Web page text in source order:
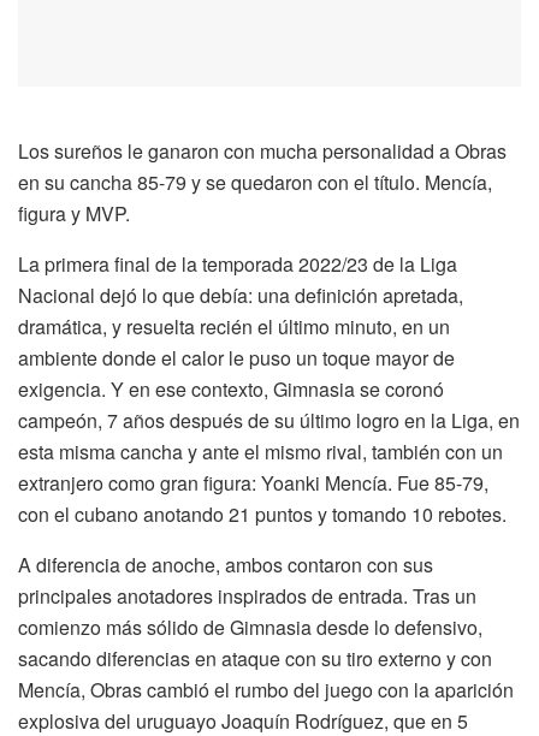
Los sureños le ganaron con mucha personalidad a Obras
en su cancha 85-79 y se quedaron con el título. Mencía,
figura y MVP.
La primera final de la temporada 2022/23 de la Liga
Nacional dejó lo que debía: una definición apretada,
dramática, y resuelta recién el último minuto, en un
ambiente donde el calor le puso un toque mayor de
exigencia. Y en ese contexto, Gimnasia se coronó
campeón, 7 años después de su último logro en la Liga, en
esta misma cancha y ante el mismo rival, también con un
extranjero como gran figura: Yoanki Mencía. Fue 85-79,
con el cubano anotando 21 puntos y tomando 10 rebotes.
A diferencia de anoche, ambos contaron con sus
principales anotadores inspirados de entrada. Tras un
comienzo más sólido de Gimnasia desde lo defensivo,
sacando diferencias en ataque con su tiro externo y con
Mencía, Obras cambió el rumbo del juego con la aparición
explosiva del uruguayo Joaquín Rodríguez, que en 5